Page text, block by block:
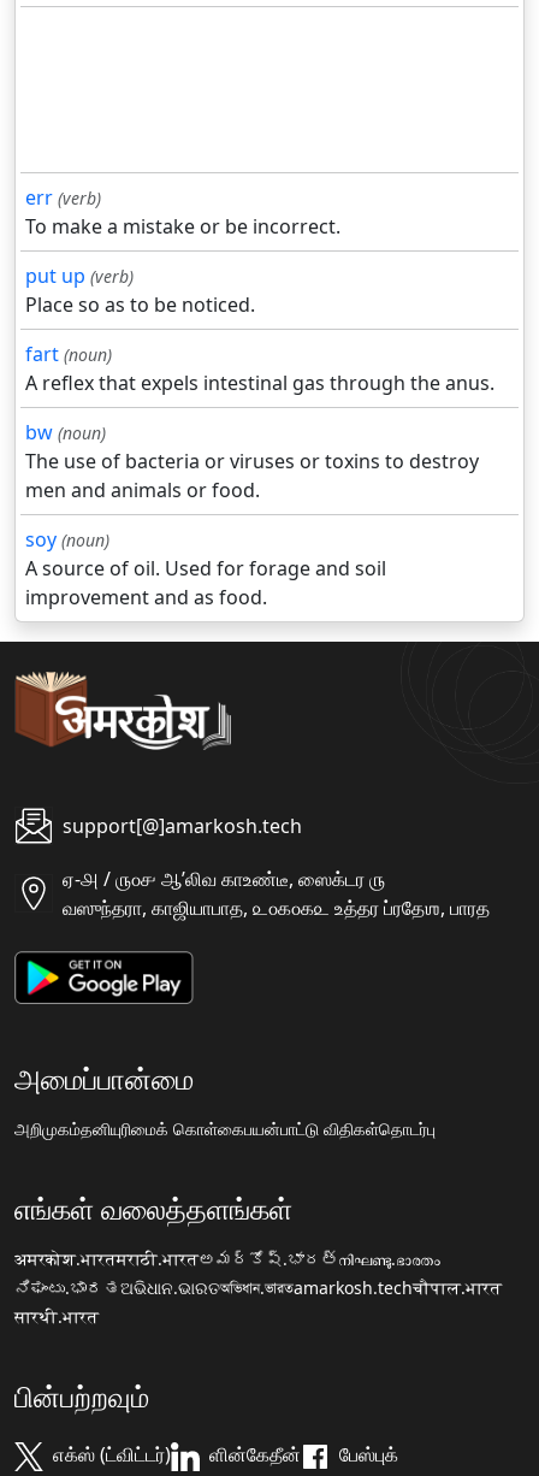
err (verb)
To make a mistake or be incorrect.
put up (verb)
Place so as to be noticed.
fart (noun)
A reflex that expels intestinal gas through the anus.
bw (noun)
The use of bacteria or viruses or toxins to destroy
men and animals or food.
soy (noun)
A source of oil. Used for forage and soil
improvement and as food.
support[@]amarkosh.tech
ஏ-௮ / ௫௦௪ ஆʼலிவ காஉண்டீ, ஸைக்டர ௫
வஸுந்தரா, காஜியாபாத, ௨௦௧௦௧௨ உத்தர ப்ரதேஶ, பாரத
அமைப்பான்மை
அறிமுகம்தனியுரிமைக் கொள்கைபயன்பாட்டு விதிகள்தொடர்பு
எங்கள் வலைத்தளங்கள்
अमरकोश.भारतमराठी.भारतఅమర్కోష్.భారత్നിഘണ്ടു.ഭാരതം
ನಿಘಂಟು.ಭಾರತଅଭିଧାନ.ଭାରତঅভিধান.ভারতamarkosh.techचौपाल.भारत
सारथी.भारत
பின்பற்றவும்
எக்ஸ் (ட்விட்டர்) ளின்கேதீன் பேஸ்புக்